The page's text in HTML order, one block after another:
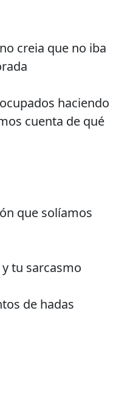
creia que no iba
haciendo
cuenta de qué
que solíamos
tu sarcasmo
de hadas